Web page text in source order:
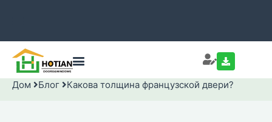
Дом Блог Какова толщина французской двери?